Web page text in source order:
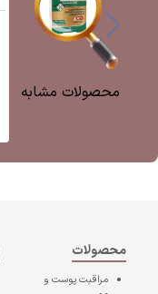
محصولات مشابه
محصولات
مراقبت پوست و